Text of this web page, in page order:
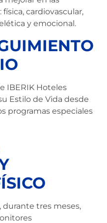
cardiovascular,
y emocional.
IBERIK Hoteles
Estilo de Vida desde
programas especiales
durante tres meses,